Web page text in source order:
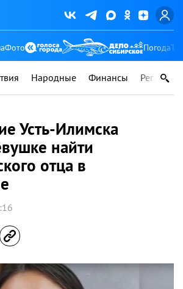
Фото Погода
Народные Финансы Регионы
Усть-Илимска
найти
отца в